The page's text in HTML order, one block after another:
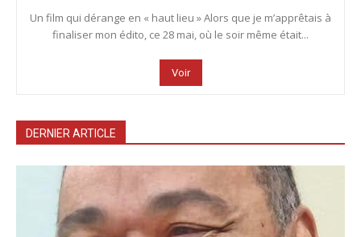
Un film qui dérange en « haut lieu » Alors que je m’apprêtais à
finaliser mon édito, ce 28 mai, où le soir même était...
Voir
DERNIER ARTICLE